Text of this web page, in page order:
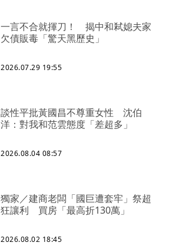
一言不合就揮刀！ 揭中和弒媳夫家
欠債販毒「驚天黑歷史」
2026.07.29 19:55
談性平批黃國昌不尊重女性 沈伯
洋：對我和范雲態度「差超多」
2026.08.04 08:57
獨家／建商老闆「國巨遭套牢」祭超
狂讓利 買房「最高折130萬」
2026.08.02 18:45